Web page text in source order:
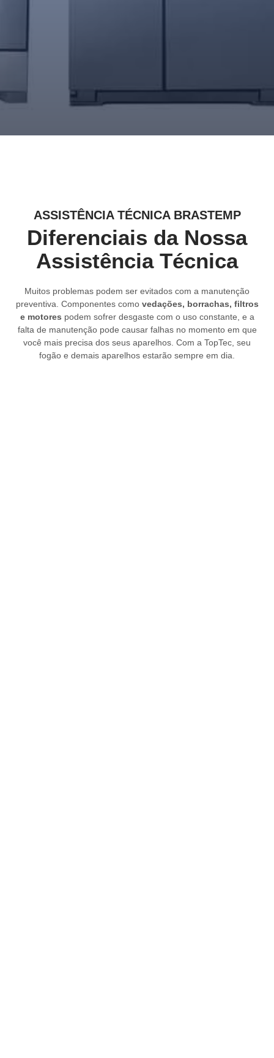
ASSISTÊNCIA TÉCNICA BRASTEMP
Diferenciais da Nossa
Assistência Técnica
Muitos problemas podem ser evitados com a manutenção
preventiva. Componentes como vedações, borrachas, filtros
e motores podem sofrer desgaste com o uso constante, e a
falta de manutenção pode causar falhas no momento em que
você mais precisa dos seus aparelhos. Com a TopTec, seu
fogão e demais aparelhos estarão sempre em dia.